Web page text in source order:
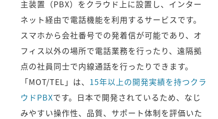
主装置（PBX）をクラウド上に設置し、インター
ネット経由で電話機能を利用するサービスです。
スマホから会社番号での発着信が可能であり、オ
フィス以外の場所で電話業務を行ったり、遠隔拠
点の社員同士で内線通話を行ったりできます。
「MOT/TEL」は、 15年以上の開発実績を持つクラ
ウドPBXです。日本で開発されているため、なじ
みやすい操作性、品質、サポート体制を評価いた